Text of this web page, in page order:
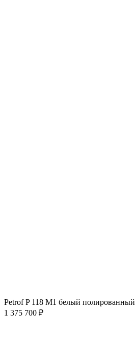
Petrof P 118 M1 белый полированный
1 375 700 ₽